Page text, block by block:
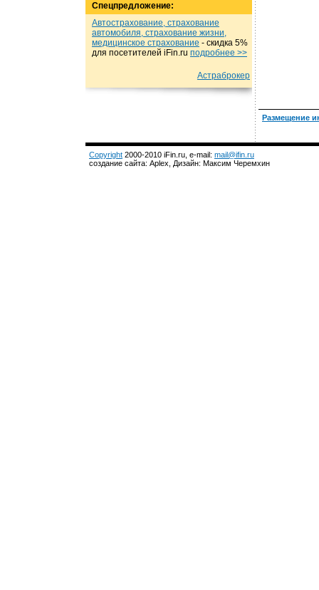
Спецпредложение:
Автострахование, страхование
автомобиля, страхование жизни,
медицинское страхование - cкидка 5%
для посетителей iFin.ru подробнеe >>
Астраброкер
Размещение
Copyright 2000-2010 iFin.ru, e-mail: mail@ifin.ru
создание сайта: Aplex, Дизайн: Максим Черемхин